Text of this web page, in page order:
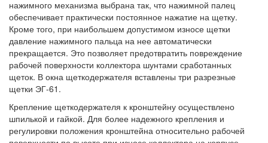
нажимного механизма выбрана так, что нажимной палец
обеспечивает практически постоянное нажатие на щетку.
Кроме того, при наибольшем допустимом износе щетки
давление нажимного пальца на нее автоматически
прекращается. Это позволяет предотвратить повреждение
рабочей поверхности коллектора шунтами сработанных
щеток. В окна щеткодержателя вставлены три разрезные
щетки ЭГ-61.
Крепление щеткодержателя к кронштейну осуществлено
шпилькой и гайкой. Для более надежного крепления и
регулировки положения кронштейна относительно рабочей